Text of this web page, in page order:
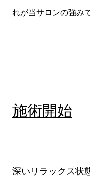
れが当サロンの強みで
施術開始
深いリラックス状